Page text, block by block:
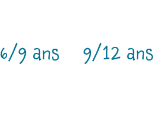
6/9 ans 9/12 ans